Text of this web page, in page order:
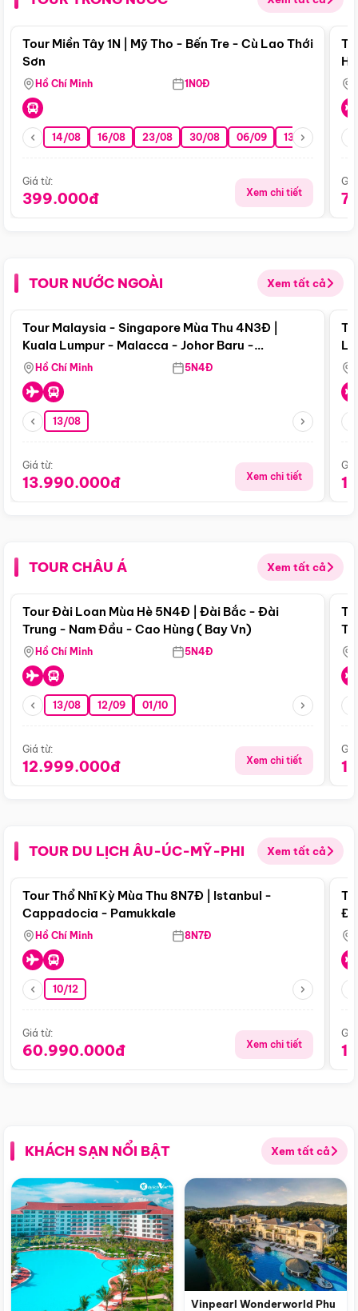
Điểm nổi bật
Tour Miền Tây 1N | Mỹ Tho - Bến Tre - Cù Lao Thới
Sơn
Hồ Chí Minh 1N0Đ
14/08 16/08 23/08 30/08 06/09 13/09 20/09
Giá từ:
399.000đ Xem chi tiết
TOUR NƯỚC NGOÀI Xem tất cả
Điểm nổi bật
Tour Malaysia - Singapore Mùa Thu 4N3Đ |
Kuala Lumpur - Malacca - Johor Baru -
Singapore
Hồ Chí Minh 5N4Đ
13/08
Giá từ:
13.990.000đ Xem chi tiết
TOUR CHÂU Á Xem tất cả
Điểm nổi bật
Tour Đài Loan Mùa Hè 5N4Đ | Đài Bắc - Đài
Trung - Nam Đầu - Cao Hùng ( Bay Vn)
Hồ Chí Minh 5N4Đ
13/08 12/09 01/10
Giá từ:
12.999.000đ Xem chi tiết
TOUR DU LỊCH ÂU-ÚC-MỸ-PHI Xem tất cả
Điểm nổi bật
Tour Thổ Nhĩ Kỳ Mùa Thu 8N7Đ | Istanbul -
Cappadocia - Pamukkale
Hồ Chí Minh 8N7Đ
10/12
Giá từ:
60.990.000đ Xem chi tiết
KHÁCH SẠN NỔI BẬT Xem tất cả
Vinpearl Wonderworld Phu